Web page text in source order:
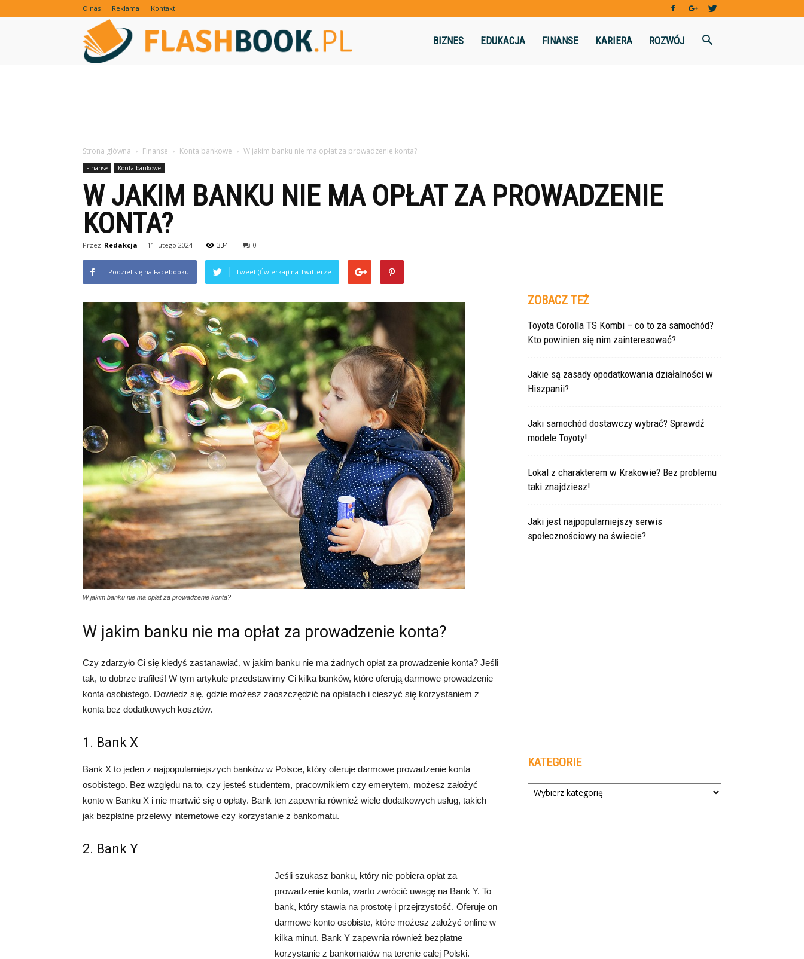
O nas Reklama Kontakt
BIZNES EDUKACJA FINANSE KARIERA ROZWÓJ
Strona główna Finanse Konta bankowe W jakim banku nie ma opłat za prowadzenie konta?
Finanse Konta bankowe
W JAKIM BANKU NIE MA OPŁAT ZA PROWADZENIE
KONTA?
Przez Redakcja - 11 lutego 2024 334 0
Podziel się na Facebooku Tweet (Ćwierkaj) na Twitterze
W jakim banku nie ma opłat za prowadzenie konta?
W jakim banku nie ma opłat za prowadzenie konta?
Czy zdarzyło Ci się kiedyś zastanawiać, w jakim banku nie ma żadnych opłat za prowadzenie konta? Jeśli
tak, to dobrze trafiłeś! W tym artykule przedstawimy Ci kilka banków, które oferują darmowe prowadzenie
konta osobistego. Dowiedz się, gdzie możesz zaoszczędzić na opłatach i cieszyć się korzystaniem z
konta bez dodatkowych kosztów.
1. Bank X
Bank X to jeden z najpopularniejszych banków w Polsce, który oferuje darmowe prowadzenie konta
osobistego. Bez względu na to, czy jesteś studentem, pracownikiem czy emerytem, możesz założyć
konto w Banku X i nie martwić się o opłaty. Bank ten zapewnia również wiele dodatkowych usług, takich
jak bezpłatne przelewy internetowe czy korzystanie z bankomatu.
2. Bank Y
Jeśli szukasz banku, który nie pobiera opłat za
prowadzenie konta, warto zwrócić uwagę na Bank Y. To
bank, który stawia na prostotę i przejrzystość. Oferuje on
darmowe konto osobiste, które możesz założyć online w
kilka minut. Bank Y zapewnia również bezpłatne
korzystanie z bankomatów na terenie całej Polski.
ZOBACZ TEŻ
Toyota Corolla TS Kombi – co to za samochód?
Kto powinien się nim zainteresować?
Jakie są zasady opodatkowania działalności w
Hiszpanii?
Jaki samochód dostawczy wybrać? Sprawdź
modele Toyoty!
Lokal z charakterem w Krakowie? Bez problemu
taki znajdziesz!
Jaki jest najpopularniejszy serwis
społecznościowy na świecie?
KATEGORIE
Kategorie